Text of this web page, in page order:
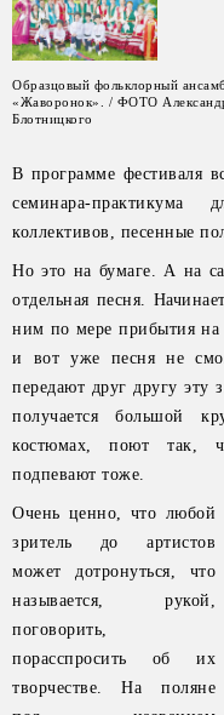
Образцовый фольклорный
«Жаворонок». / ФОТО
Блотницкого
В программе фестиваля
семинара-практикума
коллективов, песенные
Но это на бумаге. А на
отдельная песня.
ним по мере прибытия на
и вот уже песня не
передают друг другу эту
получается большой
костюмах, поют так,
подпевают тоже.
Очень ценно, что любой
зритель до артистов
может дотронуться, что
называется, рукой,
поговорить,
порасспросить об их
творчестве. На поляне